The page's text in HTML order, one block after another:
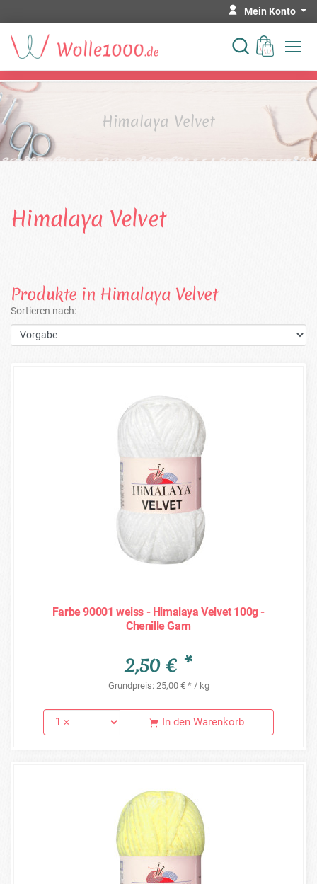
Mein Konto
Himalaya Velvet
Himalaya Velvet
Produkte in Himalaya Velvet
Sortieren nach:
Farbe 90001 weiss - Himalaya Velvet 100g -
Chenille Garn
2,50 € *
Grundpreis: 25,00 € * / kg
In den Warenkorb